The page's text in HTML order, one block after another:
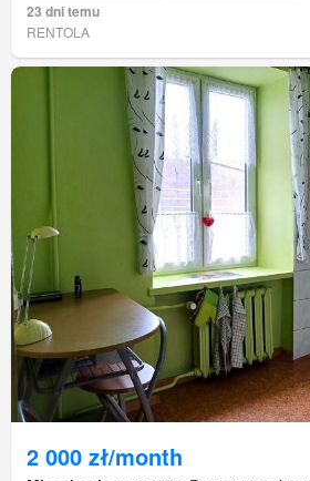
23 dni temu
RENTOLA
2 000 zł/month